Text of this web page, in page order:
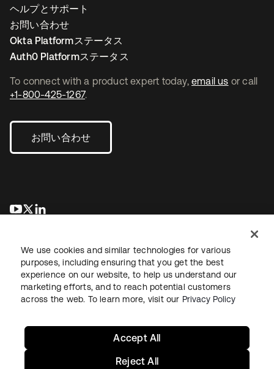
To connect with a product expert today, email us or call
+1-800-425-1267.
お問い合わせ
新しいタブで開く
新しいタブで開く
ヘルプとサポート
お問い合わせ
Okta Platformステータス
Auth0 Platformステータス
法務プライバシーポリシーサイト利用規約セキュリティ
We use cookies and similar technologies for various
purposes, including ensuring that you get the best
experience on our website, to help us understand our
marketing efforts, and to reach potential customers
across the web. To learn more, visit our Privacy Policy
Reject All
Accept All